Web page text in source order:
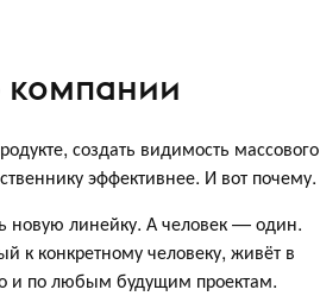
компании
создать видимость массового
эффективнее. И вот почему.
новую линейку. А человек — один.
к конкретному человеку, живёт в
и по любым будущим проектам.